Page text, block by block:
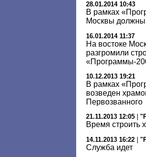
28.01.2014 10:43
В рамках
Москвы должны
16.01.2014 11:37
На востоке
разгромили
«Программы-
10.12.2013 19:21
В рамках
возведен
Первозванного
21.11.2013 12:05
Время строить
14.11.2013 16:22
Служба идет